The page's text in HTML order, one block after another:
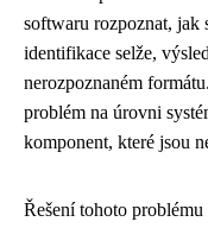
softwaru rozpoznat, jak
identifikace selže,
nerozpoznaném
problém na úrovni
komponent, které jsou
Řešení tohoto